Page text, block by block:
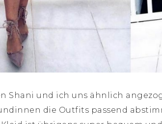
Shani und ich uns ähnlich
die Outfits passend